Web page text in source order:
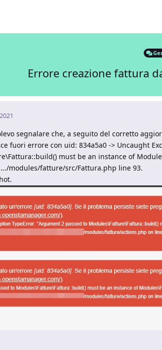
Errore creazione fattura
segnalare che, a seguito del corretto
fuori errore con uid: 834a5a0 -> Uncaught
must be an instance of
modules/fatture/src/Fattura.php line 93.